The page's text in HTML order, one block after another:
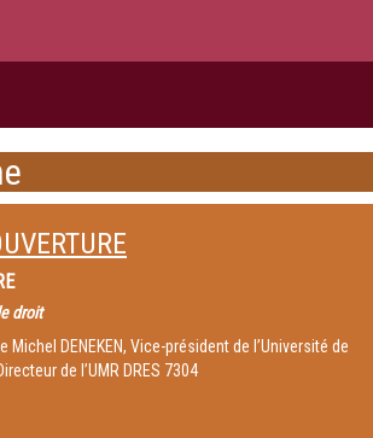
droit
DENEKEN, Vice-président de l’Université de
de l’UMR DRES 7304